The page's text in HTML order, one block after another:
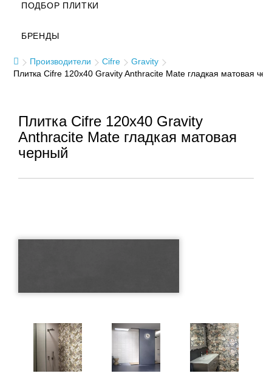
ПОДБОР ПЛИТКИ
БРЕНДЫ
Производители Cifre
Gravity
Плитка Cifre 120x40 Gravity Anthracite Mate гладкая матовая
Плитка Cifre 120x40 Gravity
Anthracite Mate гладкая матовая
черный